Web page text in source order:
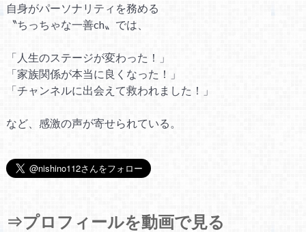
自身がパーソナリティを務める
〝ちっちゃな一善ch〟では、
「人生のステージが変わった！」
「家族関係が本当に良くなった！」
「チャンネルに出会えて救われました！」
など、感激の声が寄せられている。
⇒プロフィールを動画で見る